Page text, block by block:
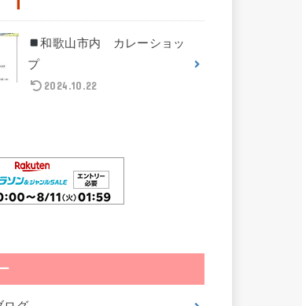
和歌山市内 カレーショッ
プ
2024.10.22